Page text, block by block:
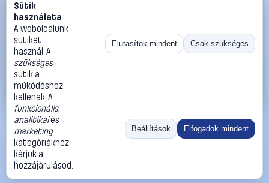
#2998110
Babyakku Verico LoopEnergy Lítiumion 1.5 V 3700 mAh 2
db
Verico
13 990 Ft
Kosárba
«
Ugrás:
Méret:
Rendezés:
©2026
ThermoScope
ÁSZF
Cégbemutató
Sütik
használata
A weboldalunk
sütiket
használ. A
szükséges
sütik a
működéshez
kellenek. A
funkcionális,
analitikaiés
marketing
kategóriákhoz
kérjük a
hozzájárulásod.
Elutasítok mindent Csak szükséges
Beállítások Elfogadok mindent